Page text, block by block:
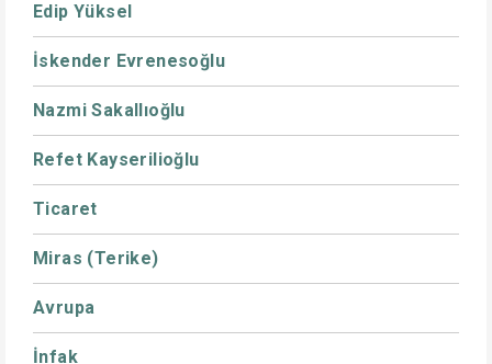
Edip Yüksel
İskender Evrenesoğlu
Nazmi Sakallıoğlu
Refet Kayserilioğlu
Ticaret
Miras (Terike)
Avrupa
İnfak